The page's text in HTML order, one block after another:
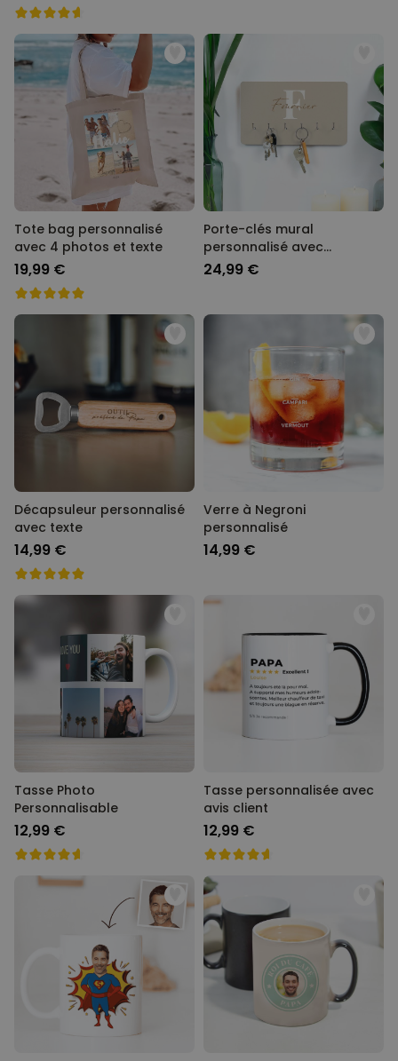
Tote bag personnalisé
avec 4 photos et texte
19,99 €
Porte-clés mural
personnalisé avec
monogramme
24,99 €
Décapsuleur personnalisé
avec texte
14,99 €
Verre à Negroni
personnalisé
14,99 €
Tasse Photo
Personnalisable
12,99 €
Tasse personnalisée avec
avis client
12,99 €